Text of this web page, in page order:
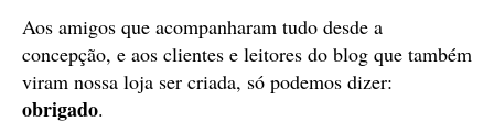
Aos amigos que acompanharam tudo desde a
concepção, e aos clientes e leitores do blog que também
viram nossa loja ser criada, só podemos dizer:
obrigado.